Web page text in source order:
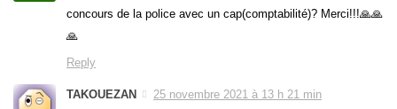
concours de la police avec un cap(comptabilité)? Merci!!!🙏🙏
🙏
Reply
TAKOUEZAN
25 novembre 2021 à 13 h 21 min